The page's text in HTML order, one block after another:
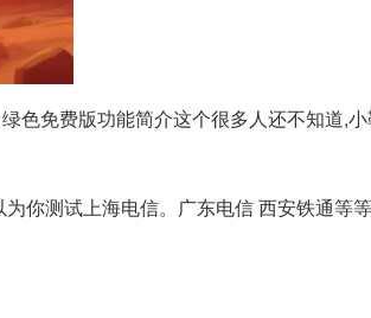
色免费版功能简介这个很多人还不知道,
你测试上海电信。广东电信 西安铁通等